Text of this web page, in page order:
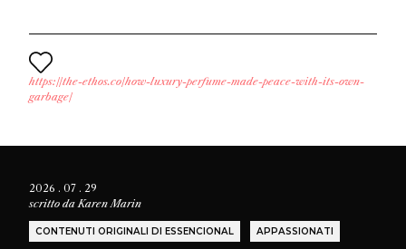
https://the-ethos.co/how-luxury-perfume-made-peace-with-its-own-
garbage/
2026 . 07 . 29
scritto daKaren Marin
CONTENUTI ORIGINALI DI ESSENCIONAL APPASSIONATI